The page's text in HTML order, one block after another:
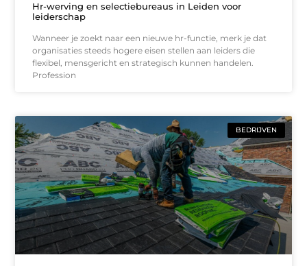
Hr-werving en selectiebureaus in Leiden voor
leiderschap
Wanneer je zoekt naar een nieuwe hr-functie, merk je dat
organisaties steeds hogere eisen stellen aan leiders die
flexibel, mensgericht en strategisch kunnen handelen.
Profession
BEDRIJVEN